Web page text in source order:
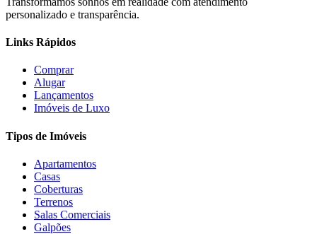
personalizado e transparência.
Links Rápidos
Comprar
Alugar
Lançamentos
Imóveis de Luxo
Tipos de Imóveis
Apartamentos
Casas
Coberturas
Terrenos
Salas Comerciais
Galpões